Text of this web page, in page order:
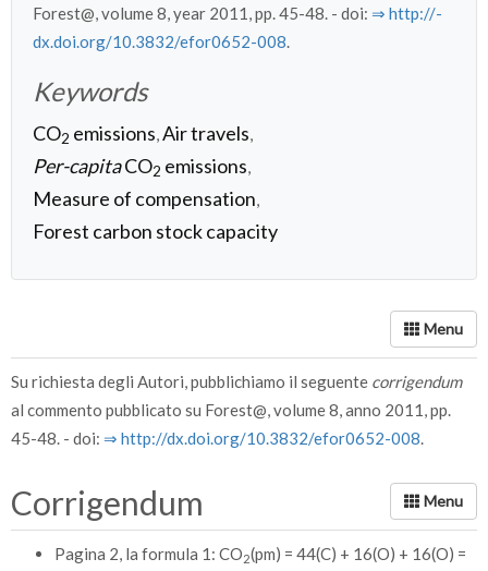
Forest@, volume 8, year 2011, pp. 45-48. - doi: ⇒ http:/­/­
dx.doi.org/­10.3832/­efor0652-008.
Keywords
CO2 emissions,Air travels,
Per-capitaCO2 emissions,
Measure of compensation,
Forest carbon stock capacity
Su richiesta degli Autori, pubblichiamo il seguente corrigendum
al commento pubblicato su Forest@, volume 8, anno 2011, pp.
45-48. - doi: ⇒ http:/­/­dx.doi.org/­10.3832/­efor0652-008.
Corrigendum
Pagina 2, la formula 1: CO2(pm) = 44(C) + 16(O) + 16(O) =